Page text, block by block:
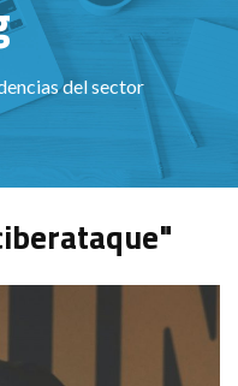
del sector